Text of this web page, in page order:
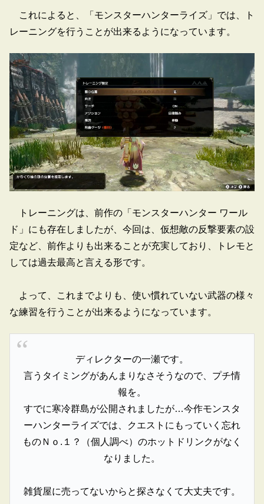
これによると、「モンスターハンターライズ」では、ト
レーニングを行うことが出来るようになっています。
トレーニングは、前作の「モンスターハンター ワール
ド」にも存在しましたが、今回は、仮想敵の反撃要素の設
定など、前作よりも出来ることが充実しており、トレモと
しては過去最高と言える形です。
よって、これまでよりも、使い慣れていない武器の様々
な練習を行うことが出来るようになっています。
ディレクターの一瀬です。
言うタイミングがあんまりなさそうなので、プチ情
報を。
すでに寒冷群島が公開されましたが…今作モンスタ
ーハンターライズでは、クエストにもっていく忘れ
ものＮｏ.１？（個人調べ）のホットドリンクがなく
なりました。
雑貨屋に売ってないからと探さなくて大丈夫です。